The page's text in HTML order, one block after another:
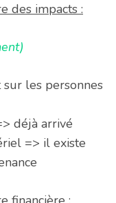
des impacts :
sur les personnes
déjà arrivé
=> il existe